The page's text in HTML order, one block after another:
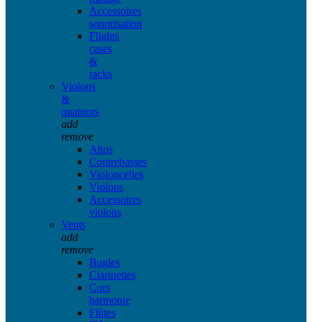
Accessoires
sonorisation
Flights
cases
&
racks
Violons
&
quatuors
add
remove
Altos
Contrebasses
Violoncelles
Violons
Accessoires
violons
Vents
add
remove
Bugles
Clarinettes
Cors
harmonie
Flûtes